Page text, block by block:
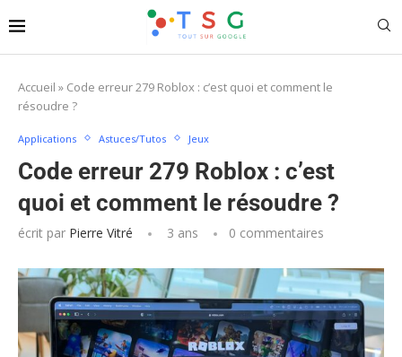
Accueil » Code erreur 279 Roblox : c’est quoi et comment le
résoudre ?
Applications Astuces/Tutos Jeux
Code erreur 279 Roblox : c’est
quoi et comment le résoudre ?
écrit par Pierre Vitré 3 ans 0 commentaires